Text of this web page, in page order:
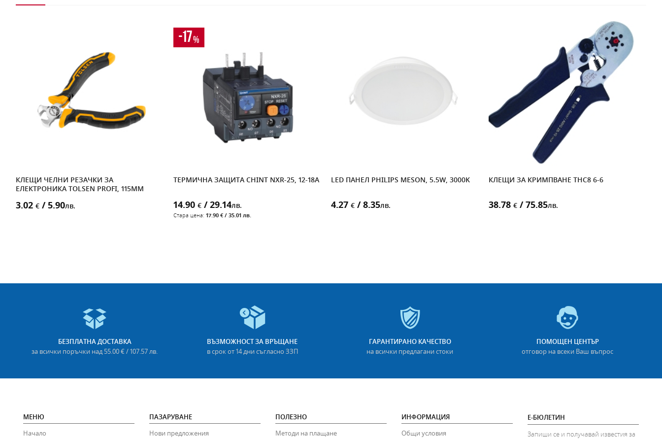
КЛЕЩИ ЧЕЛНИ РЕЗАЧКИ ЗА
ЕЛЕКТРОНИКА TOLSEN PROFI, 115MM
3.02 € / 5.90лв.
-17%
ТЕРМИЧНА ЗАЩИТА CHINT NXR-25, 12-18A
14.90 € / 29.14лв.
Стара цена: 17.90 € / 35.01 лв.
LED ПАНЕЛ PHILIPS MESON, 5.5W, 3000K
4.27 € / 8.35лв.
КЛЕЩИ ЗА КРИМПВАНЕ THC8 6-6
38.78 € / 75.85лв.
БЕЗПЛАТНА ДОСТАВКА
за всички поръчки над 55.00 € / 107.57 лв.
ВЪЗМОЖНОСТ ЗА ВРЪЩАНЕ
в срок от 14 дни съгласно ЗЗП
ГАРАНТИРАНО КАЧЕСТВО
на всички предлагани стоки
ПОМОЩЕН ЦЕНТЪР
отговор на всеки Ваш въпрос
МЕНЮ
Начало
ПАЗАРУВАНЕ
Нови предложения
ПОЛЕЗНО
Методи на плащане
ИНФОРМАЦИЯ
Общи условия
Е-БЮЛЕТИН
Запиши се и получавай известия за